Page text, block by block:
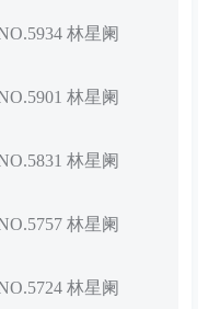
林星阑
林星阑
林星阑
林星阑
林星阑